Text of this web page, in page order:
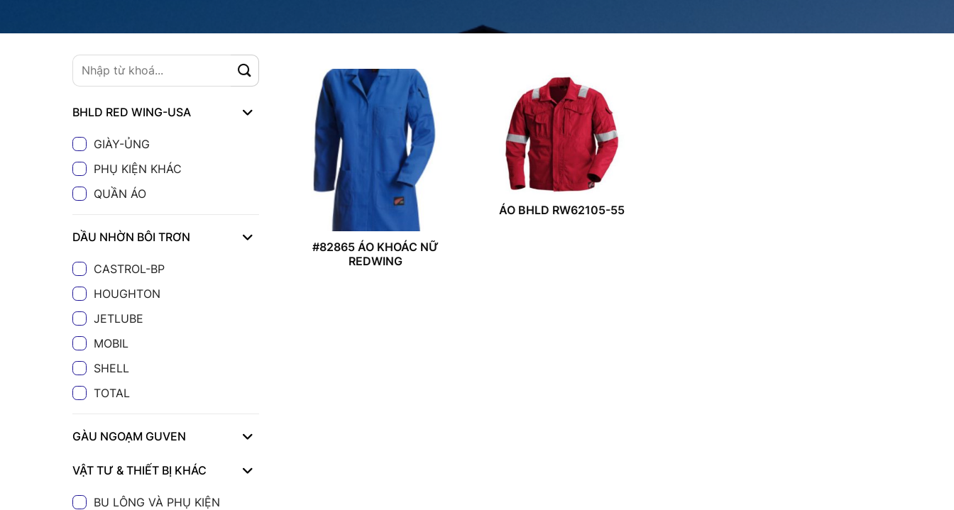
BHLD RED WING-USA
GIÀY-ỦNG
PHỤ KIỆN KHÁC
QUẦN ÁO
DẦU NHỜN BÔI TRƠN
CASTROL-BP
HOUGHTON
JETLUBE
MOBIL
SHELL
TOTAL
GÀU NGOẠM GUVEN
VẬT TƯ & THIẾT BỊ KHÁC
BU LÔNG VÀ PHỤ KIỆN
#82865 ÁO KHOÁC NỮ
REDWING
ÁO BHLD RW62105-55